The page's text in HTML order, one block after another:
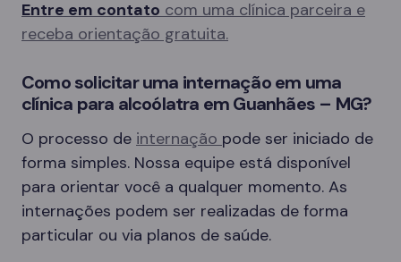
Entre em contato com uma clínica parceira e
receba orientação gratuita.
Como solicitar uma internação em uma
clínica para alcoólatra em Guanhães – MG?
O processo de internação pode ser iniciado de
forma simples. Nossa equipe está disponível
para orientar você a qualquer momento. As
internações podem ser realizadas de forma
particular ou via planos de saúde.